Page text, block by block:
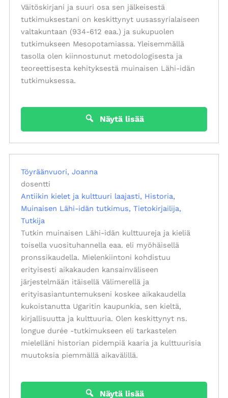
Väitöskirjani ja suuri osa sen jälkeisestä
tutkimuksestani on keskittynyt uusassyrialaiseen
valtakuntaan (934-612 eaa.) ja sukupuolen
tutkimukseen Mesopotamiassa. Yleisemmällä
tasolla olen kiinnostunut metodologisesta ja
teoreettisesta kehityksestä muinaisen Lähi-idän
tutkimuksessa.
Näytä lisää
Töyräänvuori, Joanna
dosentti
Antiikin kielet ja kulttuuri laajasti
Historia
Muinaisen Lähi-idän tutkimus Tietokirjailija
Tutkija
Tutkin muinaisen Lähi-idän kulttuureja ja kieliä
toisella vuosituhannella eaa. eli myöhäisellä
pronssikaudella. Mielenkiintoni kohdistuu
erityisesti aikakauden kansainväliseen
järjestelmään itäisellä Välimerellä ja
erityisasiantuntemukseni koskee aikakaudella
kukoistanutta Ugaritin kaupunkia, sen kieltä,
kirjallisuutta ja kulttuuria. Olen keskittynyt ns.
longue durée -tutkimukseen eli tarkastelen
mielelläni historian pidempiä kaaria ja kulttuurisia
muutoksia piemmällä aikavälillä.
Näytä lisää